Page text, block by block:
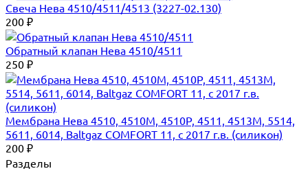
Свеча Нева 4510/4511/4513 (3227-02.130)
200 ₽
Обратный клапан Нева 4510/4511
250 ₽
Мембрана Нева 4510, 4510М, 4510P, 4511, 4513М, 5514,
5611, 6014, Baltgaz COMFORT 11, с 2017 г.в. (силикон)
200 ₽
Разделы